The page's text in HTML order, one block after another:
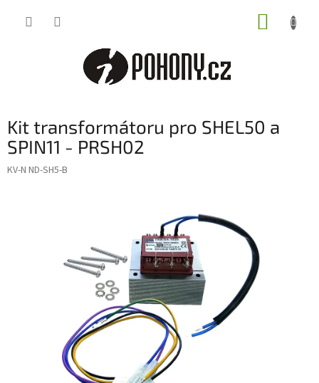
Kit transformátoru pro SHEL50 a
SPIN11 - PRSH02
KV-N ND-SH5-B